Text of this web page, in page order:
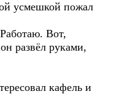
усмешкой пожал
Вот,
развёл руками,
кафель и